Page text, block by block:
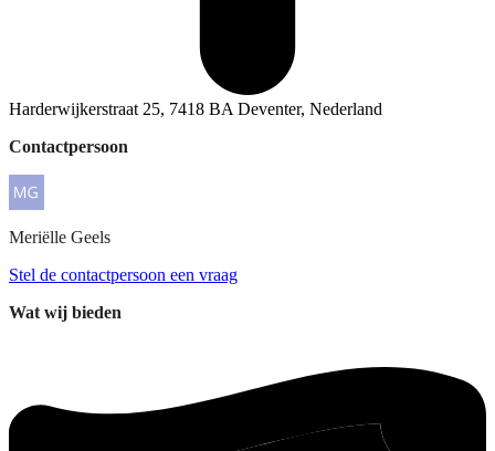
Harderwijkerstraat 25, 7418 BA Deventer, Nederland
Contactpersoon
Meriëlle Geels
Stel de contactpersoon een vraag
Wat wij bieden